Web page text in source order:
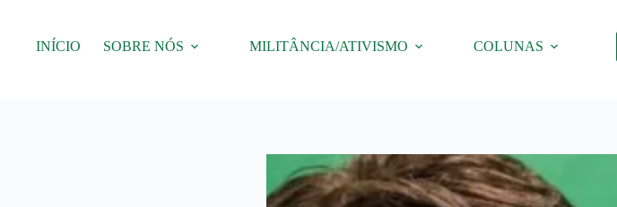
INÍCIO SOBRE NÓS MILITÂNCIA/ATIVISMO COLUNAS